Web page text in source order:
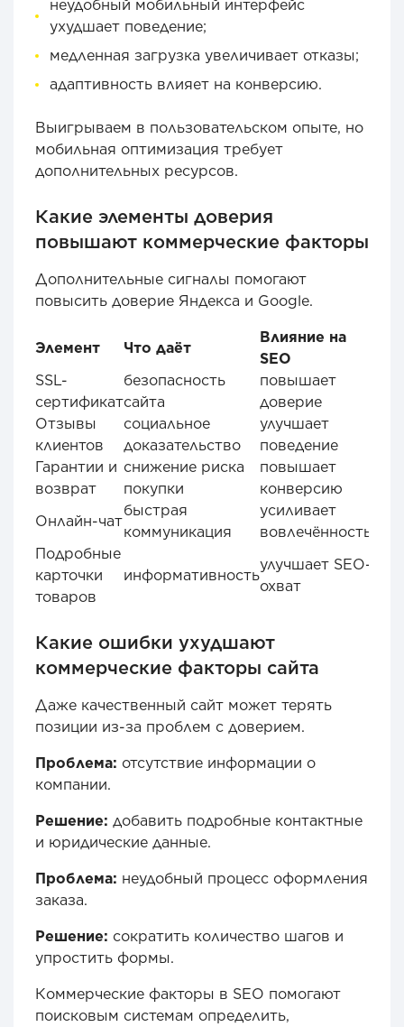
неудобный мобильный интерфейс
ухудшает поведение;
медленная загрузка увеличивает отказы;
адаптивность влияет на конверсию.
Выигрываем в пользовательском опыте, но
мобильная оптимизация требует
дополнительных ресурсов.
Какие элементы доверия
повышают коммерческие факторы
Дополнительные сигналы помогают
повысить доверие Яндекса и Google.
Элемент Что даёт
Влияние на
SEO
SSL-
сертификат
безопасность
сайта
повышает
доверие
Отзывы
клиентов
социальное
доказательство
улучшает
поведение
Гарантии и
возврат
снижение риска
покупки
повышает
конверсию
Онлайн-чат
быстрая
коммуникация
усиливает
вовлечённость
Подробные
карточки
товаров
информативность
улучшает SEO-
охват
Какие ошибки ухудшают
коммерческие факторы сайта
Даже качественный сайт может терять
позиции из-за проблем с доверием.
Проблема: отсутствие информации о
компании.
Решение: добавить подробные контактные
и юридические данные.
Проблема: неудобный процесс оформления
заказа.
Решение: сократить количество шагов и
упростить формы.
Коммерческие факторы в SEO помогают
поисковым системам определить,